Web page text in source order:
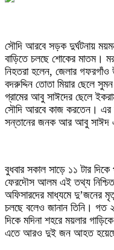
সৌদি আরবে সড়ক দুর্ঘটনায়
বাড়িতে চলছে শোকের মাতম।
নিহতরা হলেন, জেলার গফরগাঁও
বদরুদ্দিন তোতা মিয়ার ছেলে
গ্রামের আবু সাঈদের ছেলে
সৌদি আরবে কাজ করতেন। এর
সন্তানের জনক আর আবু সাঈদ
বুধবার সকাল সাড়ে ১১ টার দিকে
ফেরদৌস আলম এই তথ্য নিশ্চিত
অফিসারদের মাধ্যমে দু’জনের
চলছে বলেও জানান তিনি। গত
দিকে মদিনা শহরে ময়লার
এতে আরও দুই জন আহত হয়েছেন